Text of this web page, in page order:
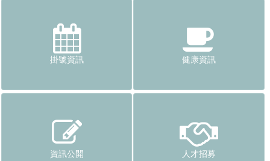
掛號資訊 健康資訊
資訊公開 人才招募